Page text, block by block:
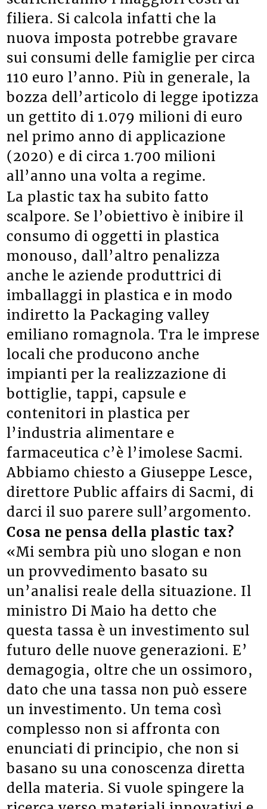
scaricheranno i maggiori costi di
filiera. Si calcola infatti che la
nuova imposta potrebbe gravare
sui consumi delle famiglie per circa
110 euro l’anno. Più in generale, la
bozza dell’articolo di legge ipotizza
un gettito di 1.079 milioni di euro
nel primo anno di applicazione
(2020) e di circa 1.700 milioni
all’anno una volta a regime.
La plastic tax ha subito fatto
scalpore. Se l’obiettivo è inibire il
consumo di oggetti in plastica
monouso, dall’altro penalizza
anche le aziende produttrici di
imballaggi in plastica e in modo
indiretto la Packaging valley
emiliano romagnola. Tra le imprese
locali che producono anche
impianti per la realizzazione di
bottiglie, tappi, capsule e
contenitori in plastica per
l’industria alimentare e
farmaceutica c’è l’imolese Sacmi.
Abbiamo chiesto a Giuseppe Lesce,
direttore Public affairs di Sacmi, di
darci il suo parere sull’argomento.
Cosa ne pensa della plastic tax?
«Mi sembra più uno slogan e non
un provvedimento basato su
un’analisi reale della situazione. Il
ministro Di Maio ha detto che
questa tassa è un investimento sul
futuro delle nuove generazioni. E’
demagogia, oltre che un ossimoro,
dato che una tassa non può essere
un investimento. Un tema così
complesso non si affronta con
enunciati di principio, che non si
basano su una conoscenza diretta
della materia. Si vuole spingere la